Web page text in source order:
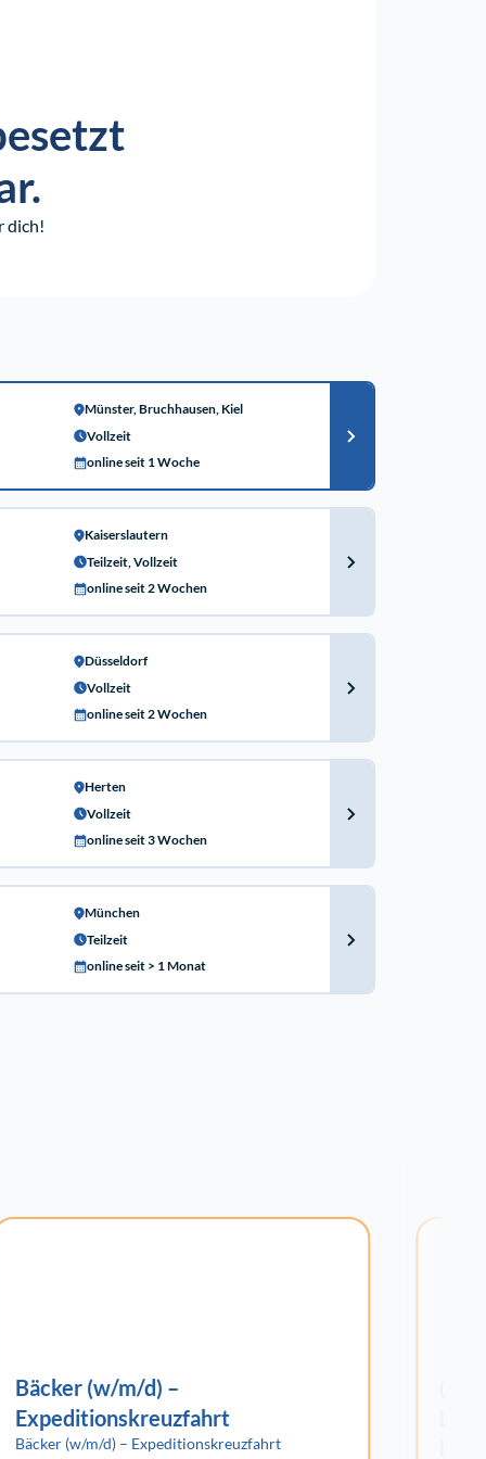
dich!
Münster, Bruchhausen, Kiel
Vollzeit
online seit 1 Woche
Kaiserslautern
Teilzeit, Vollzeit
online seit 2 Wochen
Düsseldorf
Vollzeit
online seit 2 Wochen
Herten
Vollzeit
online seit 3 Wochen
München
Teilzeit
online seit > 1 Monat
Bäcker (w/m/d) –
Expeditionskreuzfahrt
Bäcker (w/m/d) – Expeditionskreuzfahrt